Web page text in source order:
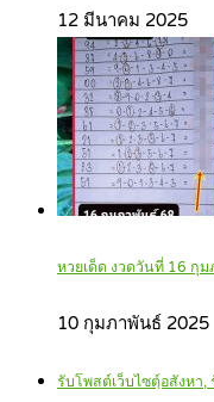
12 มีนาคม 2025
หวยเด็ด งวดวันที่ 16 กุ
10 กุมภาพันธ์ 2025
รับโพสต์เว็บไซตฺ์อสังหา